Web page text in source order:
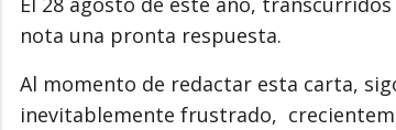
nota una pronta respuesta.
Al momento de redactar esta carta,
inevitablemente frustrado,